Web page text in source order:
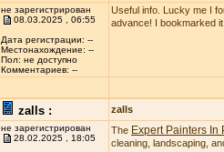
не зарегистрирован
08.03.2025 , 06:55
Дата регистрации: --
Местонахождение: --
Пол: не доступно
Комментариев: --
Useful info. Lucky me I
advance! I bookmarked it.
zalls : zalls
не зарегистрирован
28.02.2025 , 18:05
The Expert Painters In
cleaning, landscaping,